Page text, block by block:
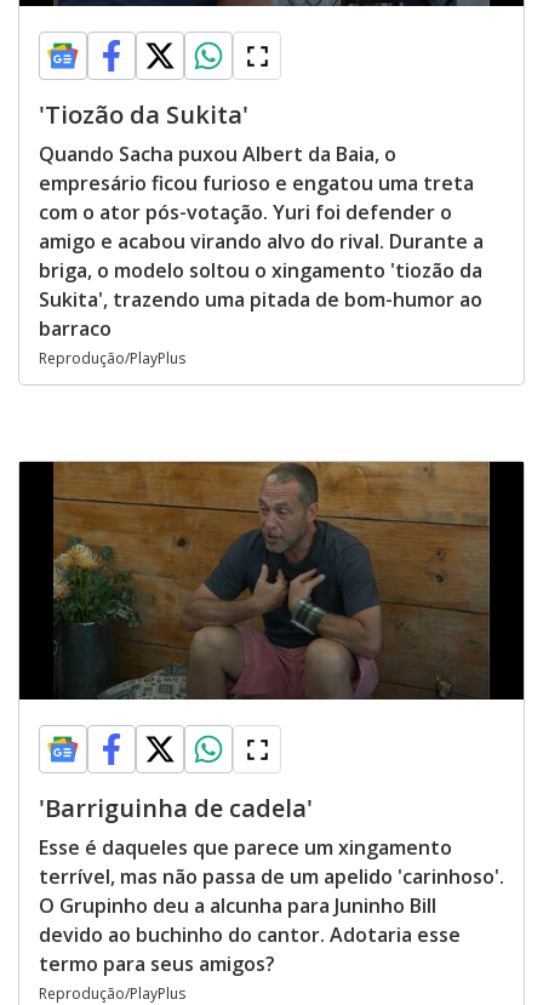
'Tiozão da Sukita'
Quando Sacha puxou Albert da Baia, o
empresário ficou furioso e engatou uma treta
com o ator pós-votação. Yuri foi defender o
amigo e acabou virando alvo do rival. Durante a
briga, o modelo soltou o xingamento 'tiozão da
Sukita', trazendo uma pitada de bom-humor ao
barraco
Reprodução/PlayPlus
'Barriguinha de cadela'
Esse é daqueles que parece um xingamento
terrível, mas não passa de um apelido 'carinhoso'.
O Grupinho deu a alcunha para Juninho Bill
devido ao buchinho do cantor. Adotaria esse
termo para seus amigos?
Reprodução/PlayPlus